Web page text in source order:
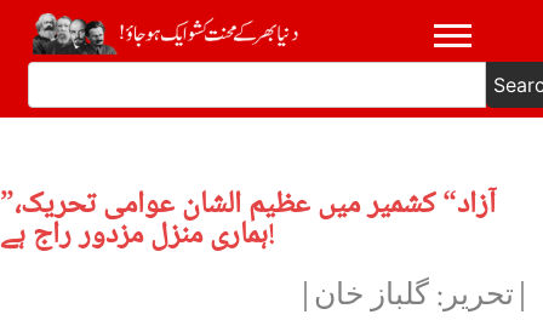
”آزاد“ کشمیر میں عظیم الشان عوامی تحریک،
ہماری منزل مزدور راج ہے!
|تحریر: گلباز خان|